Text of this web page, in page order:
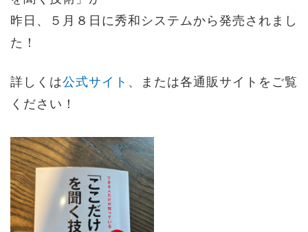
昨日、５月８日に秀和システムから発売されまし
た！
詳しくは公式サイト 、または各通販サイトをご覧
ください！